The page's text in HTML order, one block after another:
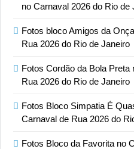
no Carnaval 2026 do Rio de
Fotos bloco Amigos da
Rua 2026 do Rio de Janeiro
Fotos Cordão da Bola Preta
Rua 2026 do Rio de Janeiro
Fotos Bloco Simpatia É
Carnaval de Rua 2026 do
Fotos Bloco da Favorita no